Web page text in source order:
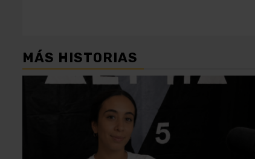
MÁS HISTORIAS